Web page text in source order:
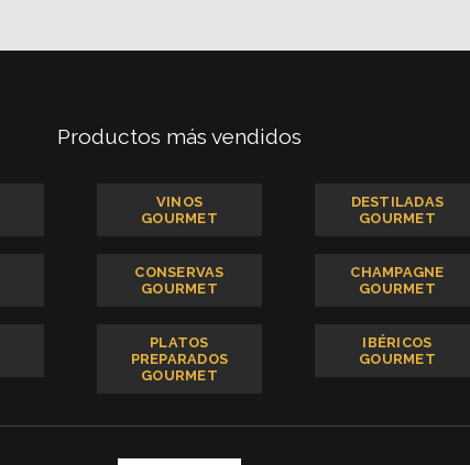
Productos más vendidos
VINOS
GOURMET
CONSERVAS
GOURMET
PLATOS
PREPARADOS
GOURMET
DESTILADAS
GOURMET
CHAMPAGNE
GOURMET
IBÉRICOS
GOURMET